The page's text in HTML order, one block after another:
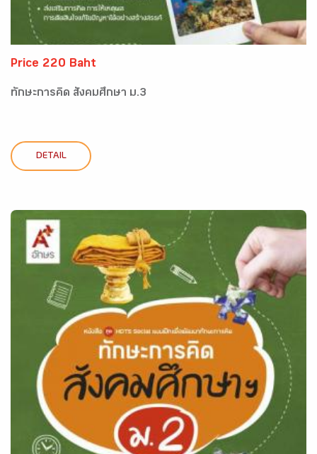
Price 220 Baht
ทักษะการคิด สังคมศึกษา ม.3
DETAIL